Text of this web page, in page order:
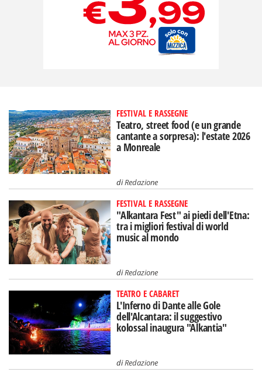
FESTIVAL E RASSEGNE
Teatro, street food (e un grande
cantante a sorpresa): l'estate 2026
a Monreale
diRedazione
FESTIVAL E RASSEGNE
"Alkantara Fest" ai piedi dell'Etna:
tra i migliori festival di world
music al mondo
diRedazione
TEATRO E CABARET
L'Inferno di Dante alle Gole
dell'Alcantara: il suggestivo
kolossal inaugura "Alkantia"
diRedazione